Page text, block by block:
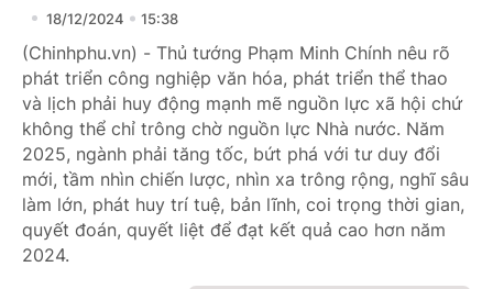
18/12/2024 15:38
(Chinhphu.vn) - Thủ tướng Phạm Minh Chính nêu rõ
phát triển công nghiệp văn hóa, phát triển thể thao
và lịch phải huy động mạnh mẽ nguồn lực xã hội chứ
không thể chỉ trông chờ nguồn lực Nhà nước. Năm
2025, ngành phải tăng tốc, bứt phá với tư duy đổi
mới, tầm nhìn chiến lược, nhìn xa trông rộng, nghĩ sâu
làm lớn, phát huy trí tuệ, bản lĩnh, coi trọng thời gian,
quyết đoán, quyết liệt để đạt kết quả cao hơn năm
2024.